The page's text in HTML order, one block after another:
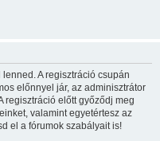
A regisztráció csupán
előnnyel jár, az adminisztrátor
regisztráció előtt győződj meg
valamint egyetértesz az
el a fórumok szabályait is!